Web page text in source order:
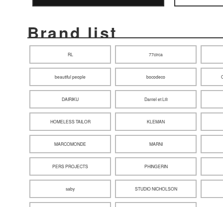
Brand list
RL 77circa
beautiful people bocodeco
DAIRIKU Daniel et Lili
HOMELESS TAILOR KLEMAN
MARCOMONDE MARNI
PERS PROJECTS PHINGERIN
saby STUDIO NICHOLSON